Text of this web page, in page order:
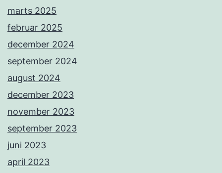
marts 2025
februar 2025
december 2024
september 2024
august 2024
december 2023
november 2023
september 2023
juni 2023
april 2023